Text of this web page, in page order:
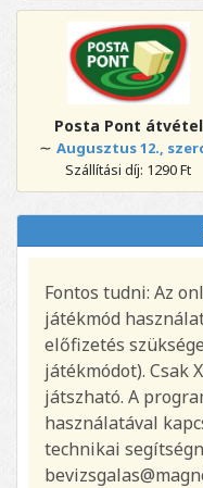
Posta Pont átvétel
∼Augusztus 12.,
Szállítási díj: 1290 Ft
Fontos tudni: Az
játékmód
előfizetés
játékmódot). Csak
játszható. A
használatával
technikai